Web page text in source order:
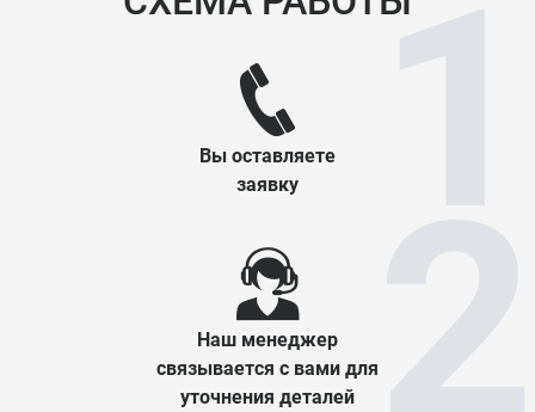
Вы оставляете
заявку
Наш менеджер
связывается с вами для
уточнения деталей